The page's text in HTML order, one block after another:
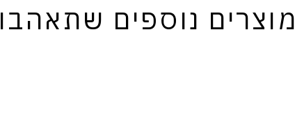
מוצרים נוספים שתאהבו